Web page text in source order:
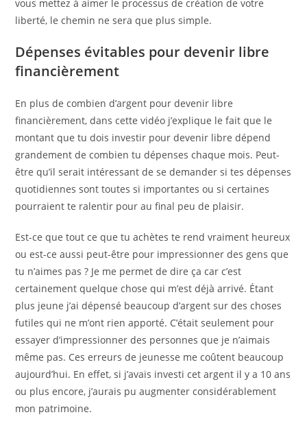
vous mettez à aimer le processus de création de votre
liberté, le chemin ne sera que plus simple.
Dépenses évitables pour devenir libre
financièrement
En plus de combien d’argent pour devenir libre
financièrement, dans cette vidéo j’explique le fait que le
montant que tu dois investir pour devenir libre dépend
grandement de combien tu dépenses chaque mois. Peut-
être qu’il serait intéressant de se demander si tes dépenses
quotidiennes sont toutes si importantes ou si certaines
pourraient te ralentir pour au final peu de plaisir.
Est-ce que tout ce que tu achètes te rend vraiment heureux
ou est-ce aussi peut-être pour impressionner des gens que
tu n’aimes pas ? Je me permet de dire ça car c’est
certainement quelque chose qui m’est déjà arrivé. Étant
plus jeune j’ai dépensé beaucoup d’argent sur des choses
futiles qui ne m’ont rien apporté. C’était seulement pour
essayer d’impressionner des personnes que je n’aimais
même pas. Ces erreurs de jeunesse me coûtent beaucoup
aujourd’hui. En effet, si j’avais investi cet argent il y a 10 ans
ou plus encore, j’aurais pu augmenter considérablement
mon patrimoine.